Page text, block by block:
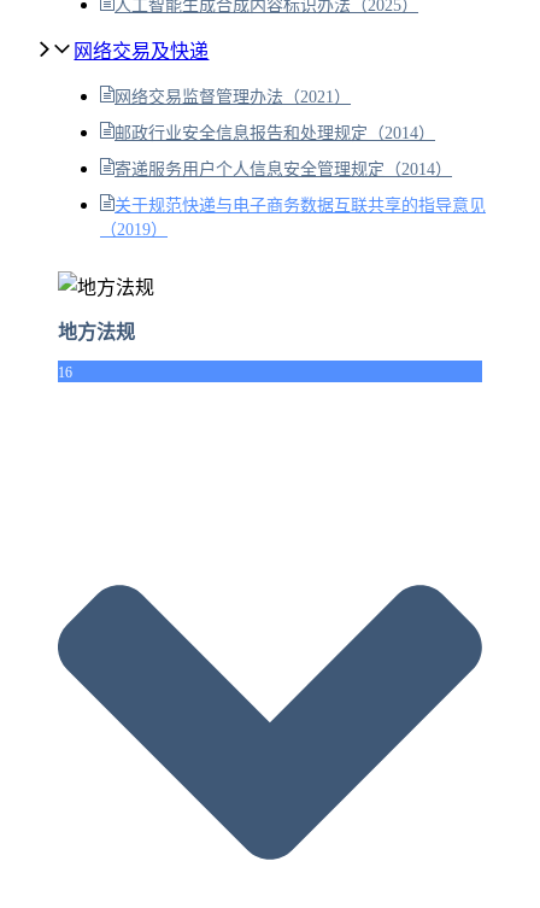
人工智能生成合成内容标识办法（2025）
网络交易及快递
网络交易监督管理办法（2021）
邮政行业安全信息报告和处理规定（2014）
寄递服务用户个人信息安全管理规定（2014）
关于规范快递与电子商务数据互联共享的指导意见
（2019）
地方法规
16